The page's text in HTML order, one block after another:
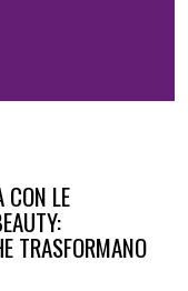
CON LE
TRASFORMANO